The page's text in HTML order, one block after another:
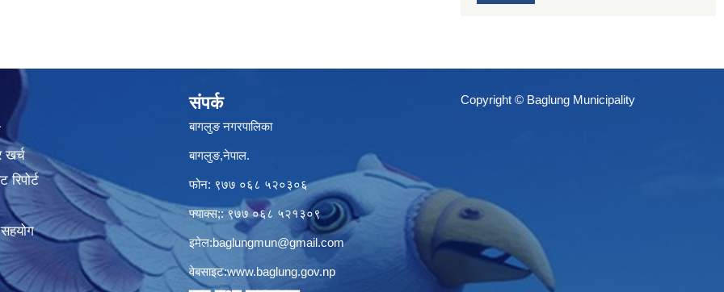
खर्च
संपर्क
बागलुङ नगरपालिका
बागलुङ,नेपाल.
फोन: ९७७ ०६८ ५२०३०६
फ्याक्स;: ९७७ ०६८ ५२१३०९
इमेल:baglungmun@gmail.com
वेबसाइट:www.baglung.gov.np
Copyright © Baglung Municipality